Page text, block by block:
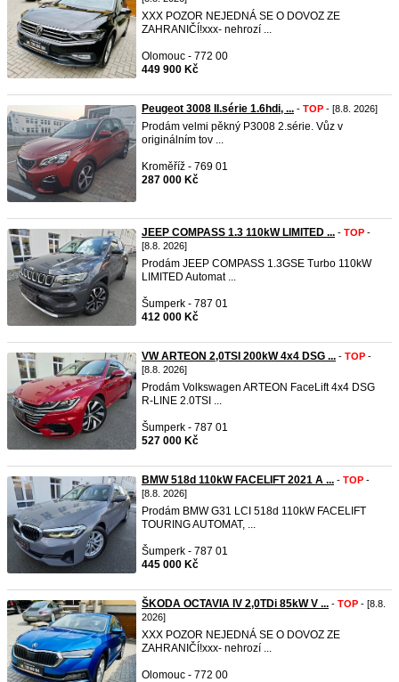
XXX POZOR NEJEDNÁ SE O DOVOZ ZE
ZAHRANIČÍ!xxx- nehrozí ...
Olomouc - 772 00
449 900 Kč
Peugeot 3008 II.série 1.6hdi, ... - TOP - [8.8. 2026]
Prodám velmi pěkný P3008 2.série. Vůz v
originálním tov ...
Kroměříž - 769 01
287 000 Kč
JEEP COMPASS 1.3 110kW LIMITED ... - TOP -
[8.8. 2026]
Prodám JEEP COMPASS 1.3GSE Turbo 110kW
LIMITED Automat ...
Šumperk - 787 01
412 000 Kč
VW ARTEON 2,0TSI 200kW 4x4 DSG ... - TOP -
[8.8. 2026]
Prodám Volkswagen ARTEON FaceLift 4x4 DSG
R-LINE 2.0TSI ...
Šumperk - 787 01
527 000 Kč
BMW 518d 110kW FACELIFT 2021 A ... - TOP -
[8.8. 2026]
Prodám BMW G31 LCI 518d 110kW FACELIFT
TOURING AUTOMAT, ...
Šumperk - 787 01
445 000 Kč
ŠKODA OCTAVIA IV 2,0TDi 85kW V ... - TOP - [8.8.
2026]
XXX POZOR NEJEDNÁ SE O DOVOZ ZE
ZAHRANIČÍ!xxx- nehrozí ...
Olomouc - 772 00